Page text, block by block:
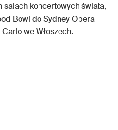
salach koncertowych świata,
Bowl do Sydney Opera
we Włoszech.